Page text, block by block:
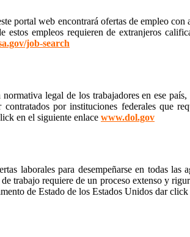
web encontrará ofertas de empleo con
empleos requieren de extranjeros
job-search
legal de los trabajadores en ese
por instituciones federales que
en el siguiente enlace www.dol.gov
laborales para desempeñarse en todas las
trabajo requiere de un proceso extenso y
de Estado de los Estados Unidos dar